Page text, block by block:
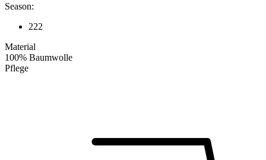
Season:
222
Material
100% Baumwolle
Pflege